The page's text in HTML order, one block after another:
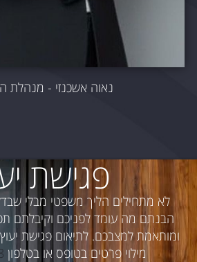
נאוה אשכנזי - מנהלת
פגישת
לא מתחילים הליך משפטי מבלי
הבנתם מה עומד לפניכם וקיבלתם
ומותאמת למצבכם. לתיאום פגישת
מילוי פרטים בטופס או בטלפון